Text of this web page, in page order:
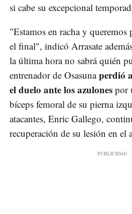
si cabe su excepcional
"Estamos en racha y queremos
el final", indicó Arrasate
la última hora no sabrá quién
entrenador de Osasunaperdió
el duelo ante los azulones por
bíceps femoral de su pierna
atacantes, Enric Gallego,
recuperación de su lesión en el